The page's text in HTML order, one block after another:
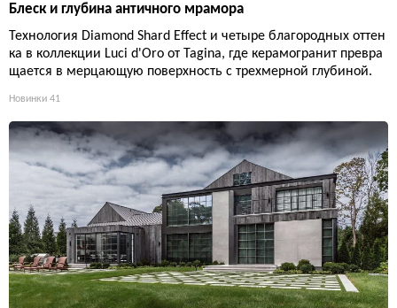
Блеск и глубина античного мрамора
Технология Diamond Shard Effect и четыре благородных оттен
ка в коллекции Luci d'Oro от Tagina, где керамогранит превра
щается в мерцающую поверхность с трехмерной глубиной.
Новинки 41